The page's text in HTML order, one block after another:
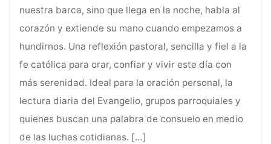
nuestra barca, sino que llega en la noche, habla al
corazón y extiende su mano cuando empezamos a
hundirnos. Una reflexión pastoral, sencilla y fiel a la
fe católica para orar, confiar y vivir este día con
más serenidad. Ideal para la oración personal, la
lectura diaria del Evangelio, grupos parroquiales y
quienes buscan una palabra de consuelo en medio
de las luchas cotidianas. […]